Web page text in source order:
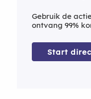
Gebruik de
ontvang 99%
Start